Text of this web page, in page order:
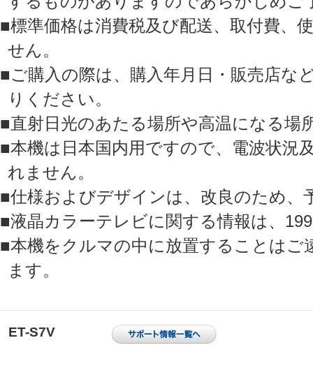
■標準価格は消費税及び配送、取付費、
せん。
■ご購入の際は、購入年月日・販売店な
りください。
■直射日光のあたる場所や高温になる場
■本機は日本国内用ですので、電波状況
れません。
■仕様およびデザインは、改良のため
■液晶カラーテレビに関する情報は、
■本機をクルマの中に放置することは
ます。
ET-S7V